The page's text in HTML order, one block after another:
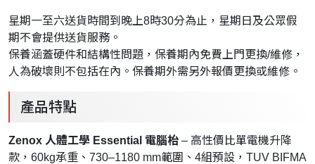
星期一至六送貨時間到晚上8時30分為止，星期日及公眾假
期不會提供送貨服務。
保養涵蓋硬件和結構性問題，保養期內免費上門更換/維修，
人為破壞則不包括在內。保養期外需另外報價更換或維修。
產品特點
Zenox 人體工學 Essential 電腦枱 – 高性價比單電機升降
款，60kg承重、730–1180 mm範圍、4組預設，TUV BIFMA